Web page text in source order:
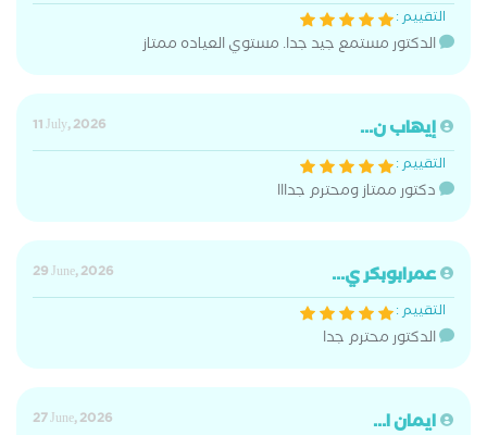
التقييم :
الدكتور مستمع جيد جدا. مستوي العياده ممتاز
إيهاب ن...
11 July, 2026
التقييم :
دكتور ممتاز ومحترم جدااا
عمرابوبكر ي...
29 June, 2026
التقييم :
الدكتور محترم جدا
ايمان ا... 27 June, 2026